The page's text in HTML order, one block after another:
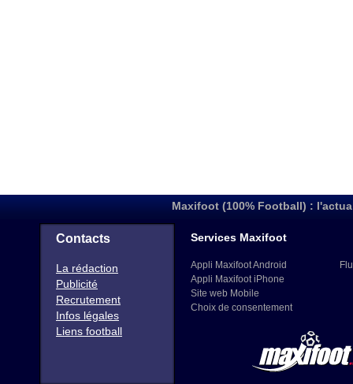
Maxifoot (100% Football) :
Contacts
La rédaction
Publicité
Recrutement
Infos légales
Liens football
Services Maxifoot
Appli Maxifoot Android
Appli Maxifoot iPhone
Site web Mobile
Choix de consentement